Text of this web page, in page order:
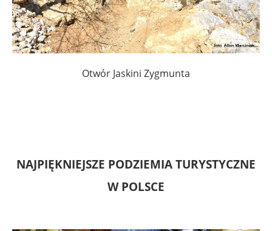
Otwór Jaskini Zygmunta
NAJPIĘKNIEJSZE PODZIEMIA TURYSTYCZNE
W POLSCE